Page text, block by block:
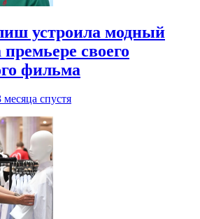
устроила модный
своего
фильма
месяца спустя